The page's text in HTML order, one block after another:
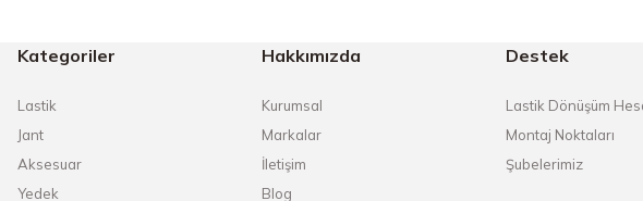
Kategoriler
Lastik
Jant
Aksesuar
Yedek
Hakkımızda
Kurumsal
Markalar
İletişim
Blog
Destek
Lastik Dönüşüm
Montaj Noktaları
Şubelerimiz